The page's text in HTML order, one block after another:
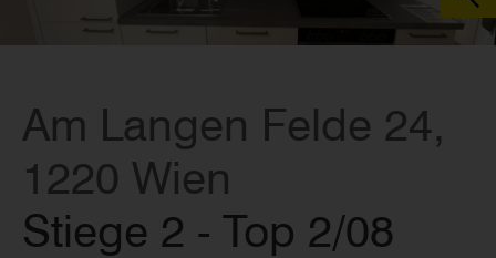
Am Langen Felde 24,
1220 Wien
Stiege 2 - Top 2/08